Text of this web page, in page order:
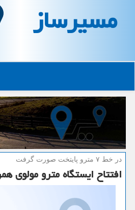
مسیرساز
در خط ۷ مترو پایتخت صورت گرفت
افتتاح ایستگاه مترو مولوی